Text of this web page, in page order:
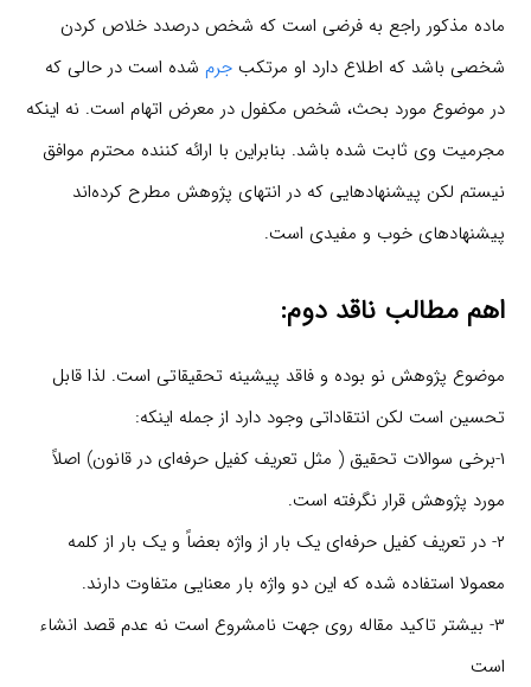
ماده مذکور راجع به فرضی است که شخص درصدد خلاص کردن
شخصی باشد که اطلاع دارد او مرتکب جرم شده است در حالی که
در موضوع مورد بحث، شخص مکفول در معرض اتهام است. نه اینکه
مجرمیت وی ثابت شده باشد. بنابراین با ارائه کننده محترم موافق
نیستم لکن پیشنهادهایی که در انتهای پژوهش مطرح کرده‌اند
پیشنهادهای خوب و مفیدی است.
اهم مطالب ناقد دوم:
موضوع پژوهش نو بوده و فاقد پیشینه تحقیقاتی است. لذا قابل
تحسین است لکن انتقاداتی وجود دارد از جمله اینکه:
۱-برخی سوالات تحقیق ( مثل تعریف کفیل حرفه‌ای در قانون) اصلاً
مورد پژوهش قرار نگرفته است.
۲- در تعریف کفیل حرفه‌ای یک بار از واژه بعضاً و یک بار از کلمه
معمولا استفاده شده که این دو واژه بار معنایی متفاوت دارند.
۳- بیشتر تاکید مقاله روی جهت نامشروع است نه عدم قصد انشاء
است